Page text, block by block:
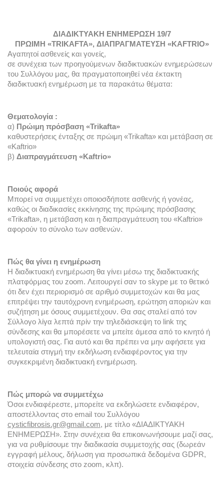
ΔΙΑΔΙΚΤΥΑΚΗ ΕΝΗΜΕΡΩΣΗ 19/7
ΠΡΩΙΜΗ «TRIKAFTA», ΔΙΑΠΡΑΓΜΑΤΕΥΣΗ «KAFTRIO»
Αγαπητοί ασθενείς και γονείς,
σε συνέχεια των προηγούμενων διαδικτυακών ενημερώσεων
του Συλλόγου μας, θα πραγματοποιηθεί νέα έκτακτη
διαδικτυακή ενημέρωση με τα παρακάτω θέματα:
Θεματoλογία :
α) Πρώιμη πρόσβαση «Trikafta»
καθυστερήσεις ένταξης σε πρώιμη «Trikafta» και μετάβαση σε
«Kaftrio»
β) Διαπραγμάτευση «Kaftrio»
Ποιούς αφορά
Μπορεί να συμμετέχει οποιοσδήποτε ασθενής ή γονέας,
καθώς οι διαδικασίες εκκίνησης της πρώιμης πρόσβασης
«Trikafta», η μετάβαση και η διαπραγμάτευση του «Kaftrio»
αφορούν το σύνολο των ασθενών.
Πώς θα γίνει η ενημέρωση
Η διαδικτυακή ενημέρωση θα γίνει μέσω της διαδικτυακής
πλατφόρμας του zoom. Λειτουργεί σαν το skype με το θετικό
ότι δεν έχει περιορισμό σε αριθμό συμμετοχών και θα μας
επιτρέψει την ταυτόχρονη ενημέρωση, ερώτηση αποριών και
συζήτηση με όσους συμμετέχουν. Θα σας σταλεί από τον
Σύλλογο λίγα λεπτά πρίν την τηλεδιάσκεψη το link της
σύνδεσης και θα μπορέσετε να μπείτε άμεσα από το κινητό ή
υπολογιστή σας. Για αυτό και θα πρέπει να μην αφήσετε για
τελευταία στιγμή την εκδήλωση ενδιαφέροντος για την
συγκεκριμένη διαδικτυακή ενημέρωση.
Πώς μπορώ να συμμετέχω
Όσοι ενδιαφέρεστε, μπορείτε να εκδηλώσετε ενδιαφέρον,
cysticfibrosis.gr@gmail.com, με τίτλο «ΔΙΑΔΙΚΤΥΑΚΗ
ΕΝΗΜΕΡΩΣΗ». Στην συνέχεια θα επικοινωνήσουμε μαζί σας,
για να ρυθμίσουμε την διαδικασία συμμετοχής σας (δωρεάν
εγγραφή μέλους, δήλωση για προσωπικά δεδομένα GDPR,
στοιχεία σύνδεσης στο zoom, κλπ).